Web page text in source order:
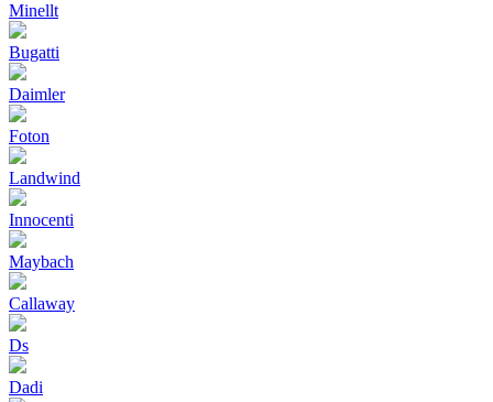
Minellt
Bugatti
Daimler
Foton
Landwind
Innocenti
Maybach
Callaway
Ds
Dadi